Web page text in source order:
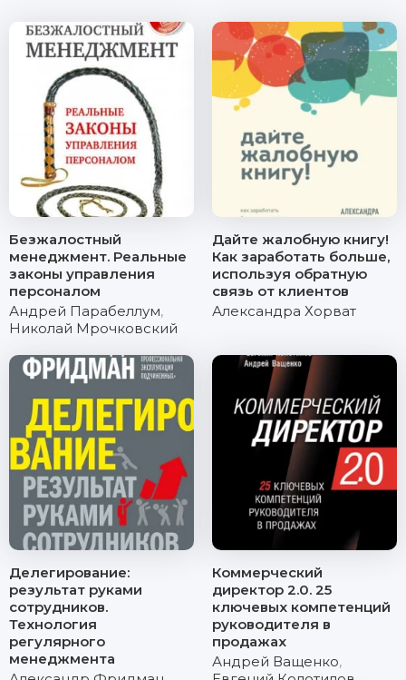
Безжалостный
менеджмент. Реальные
законы управления
персоналом
Андрей Парабеллум,
Николай Мрочковский
Дайте жалобную книгу!
Как заработать больше,
используя обратную
связь от клиентов
Александра Хорват
Делегирование:
результат руками
сотрудников.
Технология
регулярного
менеджмента
Коммерческий
директор 2.0. 25
ключевых компетенций
руководителя в
продажах
Андрей Ващенко,